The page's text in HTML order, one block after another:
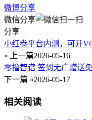
微博分享
微信分享
分享
小红卷平台内测，可开
« 上一篇2026-05-16
零撸智谱 签到无广赠送
下一篇 »2026-05-17
相关阅读